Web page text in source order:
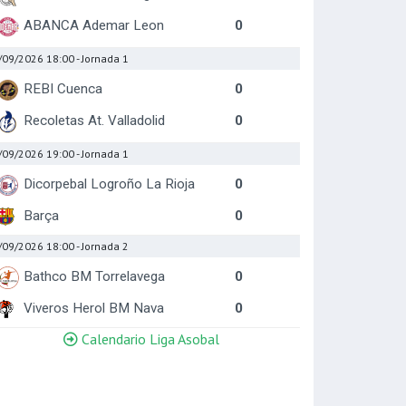
ABANCA Ademar Leon
0
2026 18:00- Jornada 1
REBI Cuenca
0
Recoletas At. Valladolid
0
2026 19:00- Jornada 1
Dicorpebal Logroño La Rioja
0
Barça
0
2026 18:00- Jornada 2
Bathco BM Torrelavega
0
Viveros Herol BM Nava
0
Calendario Liga Asobal